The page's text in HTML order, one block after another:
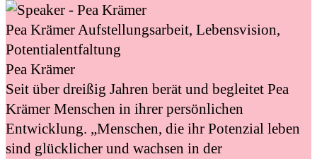
Pea KrämerAufstellungsarbeit, Lebensvision,
Potentialentfaltung
Pea Krämer
Seit über dreißig Jahren berät und begleitet Pea
Krämer Menschen in ihrer persönlichen
Entwicklung. „Menschen, die ihr Potenzial leben
sind glücklicher und wachsen in der